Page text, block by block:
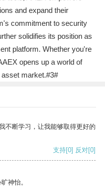
and expand their
commitment to security
solidifies its position as
platform. Whether you're
opens up a world of
market.#3#
不断学习，让我能够取得更好的
支持[0] 反对[0]
神怡。